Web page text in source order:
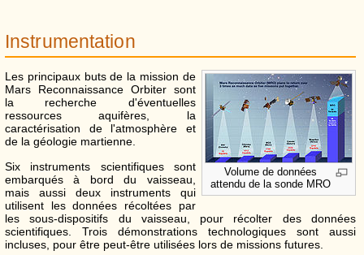
Instrumentation
Volume de données
attendu de la sonde MRO
Les principaux buts de la mission de
Mars Reconnaissance Orbiter sont
la recherche d'éventuelles
ressources aquifères, la
caractérisation de l'atmosphère et
de la géologie martienne.
Six instruments scientifiques sont
embarqués à bord du vaisseau,
mais aussi deux instruments qui
utilisent les données récoltées par
les sous-dispositifs du vaisseau, pour récolter des données
scientifiques. Trois démonstrations technologiques sont aussi
incluses, pour être peut-être utilisées lors de missions futures.